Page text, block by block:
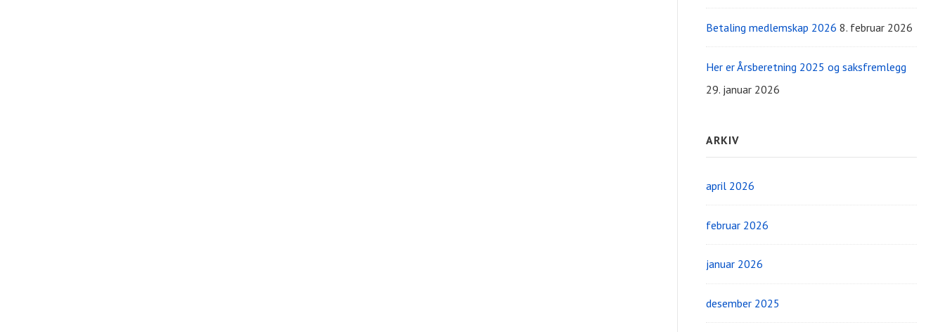
Betaling medlemskap 2026 8. februar 2026
Her er Årsberetning 2025 og saksfremlegg
29. januar 2026
ARKIV
april 2026
februar 2026
januar 2026
desember 2025